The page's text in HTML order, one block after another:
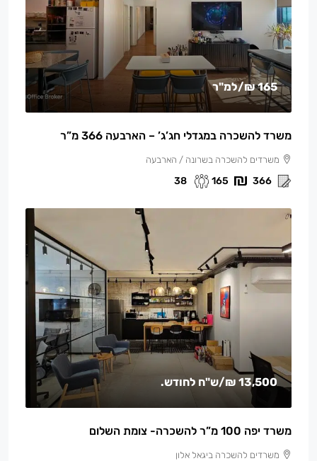
165 ₪ /למ"ר
משרד להשכרה במגדלי חג’ג’ – הארבעה 366 מ”ר
משרדים להשכרה בשרונה / הארבעה
366
165
38
13,500 ₪ /ש"ח לחודש.
משרד יפה 100 מ”ר להשכרה- צומת השלום
משרדים להשכרה ביגאל אלון